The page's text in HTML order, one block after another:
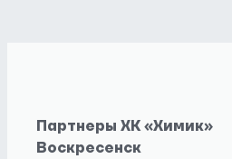
Партнеры ХК «Химик»
Воскресенск